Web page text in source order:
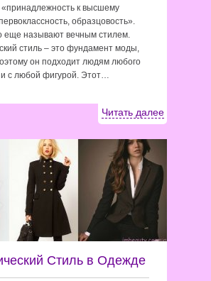
«принадлежность к высшему
образцовость».
еще называют вечным стилем.
стиль – это фундамент моды,
он подходит людям любого
и с любой фигурой. Этот…
Читать далее
Стиль в Одежде